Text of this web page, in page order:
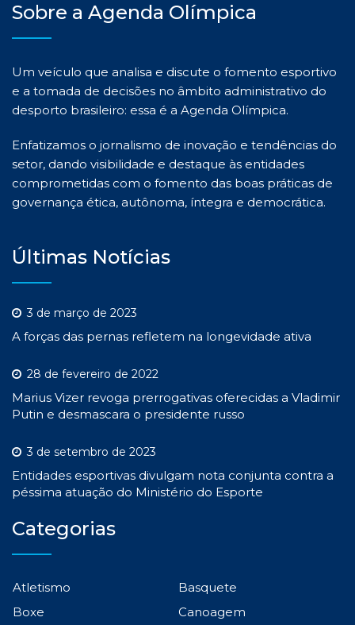
Sobre a Agenda Olímpica
Um veículo que analisa e discute o fomento esportivo
e a tomada de decisões no âmbito administrativo do
desporto brasileiro: essa é a Agenda Olímpica.
Enfatizamos o jornalismo de inovação e tendências do
setor, dando visibilidade e destaque às entidades
comprometidas com o fomento das boas práticas de
governança ética, autônoma, íntegra e democrática.
Últimas Notícias
3 de março de 2023
A forças das pernas refletem na longevidade ativa
28 de fevereiro de 2022
Marius Vizer revoga prerrogativas oferecidas a Vladimir
Putin e desmascara o presidente russo
3 de setembro de 2023
Entidades esportivas divulgam nota conjunta contra a
péssima atuação do Ministério do Esporte
Categorias
Atletismo
Basquete
Boxe
Canoagem